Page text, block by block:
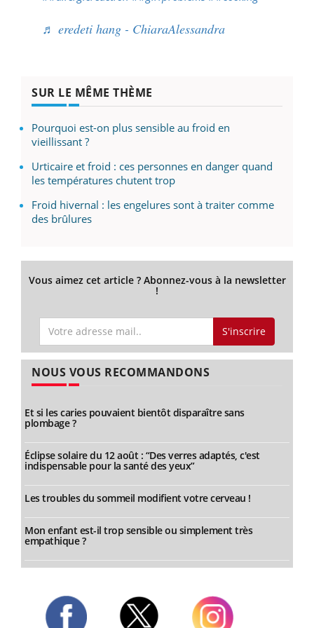
♬ eredeti hang - ChiaraAlessandra
SUR LE MÊME THÈME
Pourquoi est-on plus sensible au froid en
vieillissant ?
Urticaire et froid : ces personnes en danger quand
les températures chutent trop
Froid hivernal : les engelures sont à traiter comme
des brûlures
Vous aimez cet article ? Abonnez-vous à la newsletter
!
S'inscrire
NOUS VOUS RECOMMANDONS
Et si les caries pouvaient bientôt disparaître sans
plombage ?
Éclipse solaire du 12 août : “Des verres adaptés, c'est
indispensable pour la santé des yeux”
Les troubles du sommeil modifient votre cerveau !
Mon enfant est-il trop sensible ou simplement très
empathique ?